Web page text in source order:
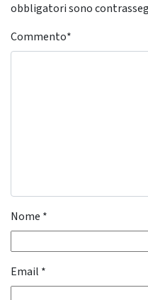
obbligatori sono
Commento*
Nome *
Email *